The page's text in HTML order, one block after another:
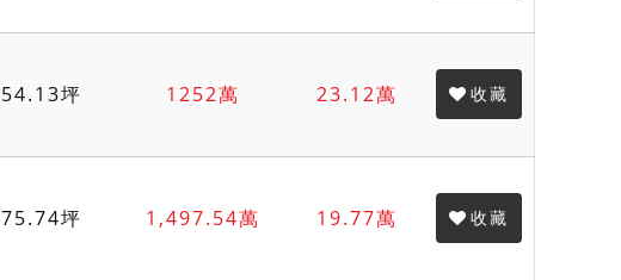
54.13坪 1252萬 23.12萬 收藏
75.74坪 1,497.54萬 19.77萬 收藏